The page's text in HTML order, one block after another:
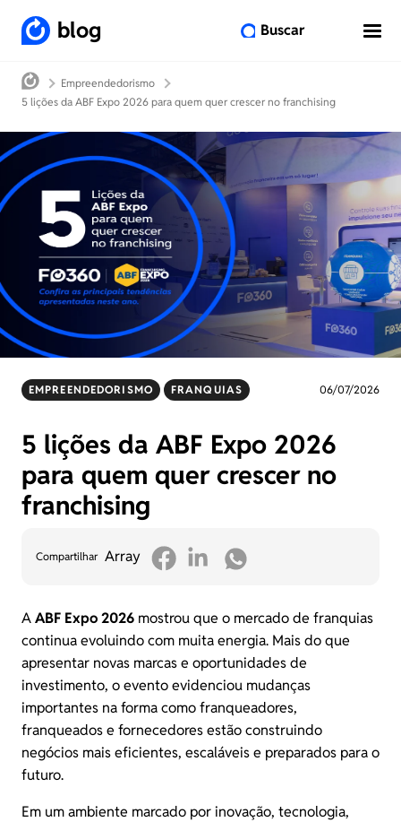
blog Buscar
Empreendedorismo
5 lições da ABF Expo 2026 para quem quer crescer no franchising
EMPREENDEDORISMO FRANQUIAS 06/07/2026
5 lições da ABF Expo 2026
para quem quer crescer no
franchising
Compartilhar Array
AABF Expo 2026 mostrou que o mercado de franquias
continua evoluindo com muita energia. Mais do que
apresentar novas marcas e oportunidades de
investimento, o evento evidenciou mudanças
importantes na forma como franqueadores,
franqueados e fornecedores estão construindo
negócios mais eficientes, escaláveis e preparados para o
futuro.
Em um ambiente marcado por inovação, tecnologia,